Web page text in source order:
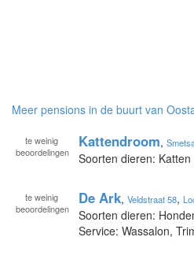
Meer pensions in de buurt van
te weinig
beoordelingen
Kattendroom,
Soorten dieren: Katten
te weinig
beoordelingen
De Ark, Veldstraat 58,
Soorten dieren:
Service: Wassalon,